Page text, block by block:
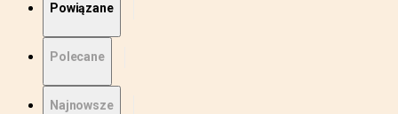
Powiązane
Polecane
Najnowsze